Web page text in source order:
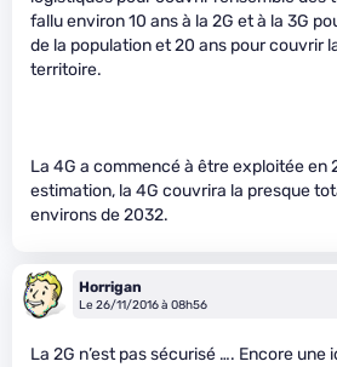
fallu environ 10 ans à la 2G et à la 3G
de la population et 20 ans pour couvrir
territoire.
La 4G a commencé à être exploitée en
estimation, la 4G couvrira la presque
environs de 2032.
Horrigan
Le 26/11/2016 à 08h56
La 2G n’est pas sécurisé …. Encore une